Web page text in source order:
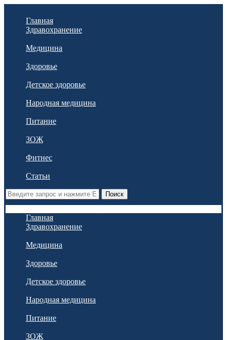
Главная
Здравохранение
Медицина
Здоровье
Детское здоровье
Народная медицина
Питание
ЗОЖ
Фитнес
Статьи
Поиск
Главная
Здравохранение
Медицина
Здоровье
Детское здоровье
Народная медицина
Питание
ЗОЖ